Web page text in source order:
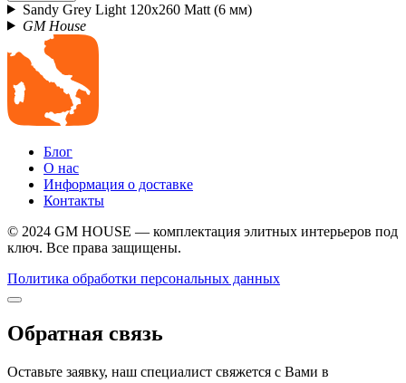
Sandy Grey Light 120x260 Matt (6 мм)
GM House
Блог
О нас
Информация о доставке
Контакты
© 2024 GM HOUSE — комплектация элитных интерьеров под
ключ. Все права защищены.
Политика обработки персональных данных
Обратная связь
Оставьте заявку, наш специалист свяжется с Вами в